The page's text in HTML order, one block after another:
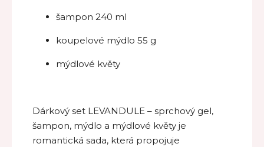
šampon 240 ml
koupelové mýdlo 55 g
mýdlové květy
Dárkový set LEVANDULE – sprchový gel,
šampon, mýdlo a mýdlové květy je
romantická sada, která propojuje